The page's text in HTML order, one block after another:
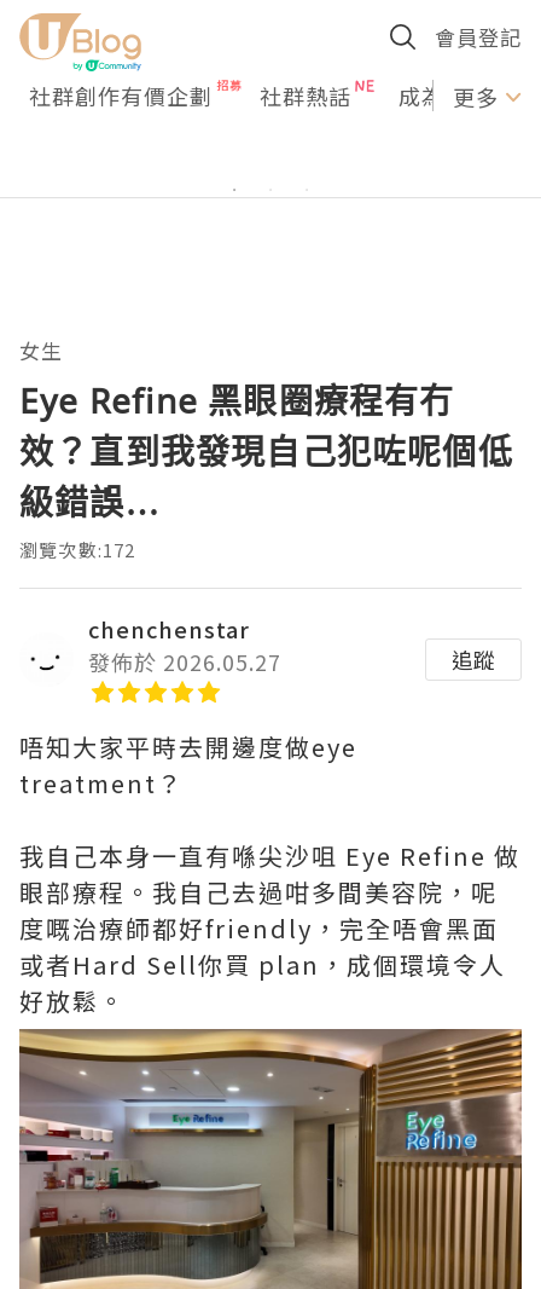
會員登記
社群創作有價企劃 社群熱話 成為U更多
女生
Eye Refine 黑眼圈療程有冇
效？直到我發現自己犯咗呢個低
級錯誤…
瀏覽次數:172
chenchenstar
發佈於 2026.05.27
追蹤
唔知大家平時去開邊度做eye
treatment？
我自己本身一直有喺尖沙咀 Eye Refine 做
眼部療程。我自己去過咁多間美容院，呢
度嘅治療師都好friendly，完全唔會黑面
或者Hard Sell你買 plan，成個環境令人
好放鬆。